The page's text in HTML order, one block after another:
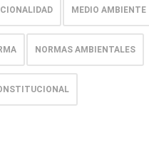
MEDIO AMBIENTE
NORMAS AMBIENTALES